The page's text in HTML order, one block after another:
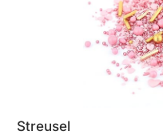
Streusel